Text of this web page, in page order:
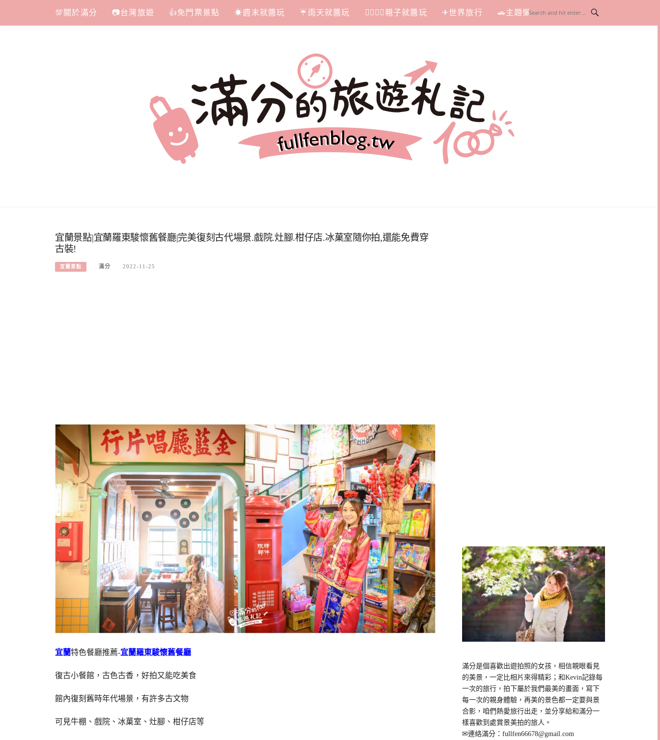
content
💯關於滿分 📷台灣旅遊 👍免門票景點 ☀週末就醬玩 ☔雨天就醬玩 👩‍❤‍💋‍👨親子就醬玩 ✈世界旅行 🚗主題懶人包
宜蘭景點|宜蘭羅東駿懷舊餐廳|完美復刻古代場景.戲院.灶腳.柑仔店.冰菓室隨你拍,還能免費穿
古裝!
宜蘭景點 滿分 2022-11-25
宜蘭特色餐廳推薦-宜蘭羅東駿懷舊餐廳
復古小餐館，古色古香，好拍又能吃美食
館內復刻舊時年代場景，有許多古文物
可見牛棚、戲院、冰菓室、灶腳、柑仔店等
滿分是個喜歡出遊拍照的女孩，相信親眼看見
的美景，一定比相片來得精彩；和Kevin記錄每
一次的旅行，拍下屬於我們最美的畫面，寫下
每一次的親身體驗，再美的景色都一定要與景
合影，咱們熱愛旅行出走，並分享給和滿分一
樣喜歡到處賞景美拍的旅人。
✉連絡滿分：fullfen66678@gmail.com